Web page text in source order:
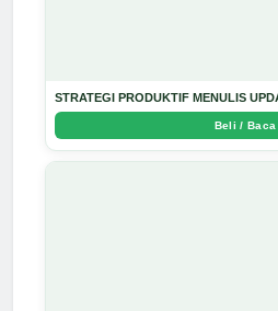
STRATEGI PRODUKTIF MENULIS
Beli / Baca